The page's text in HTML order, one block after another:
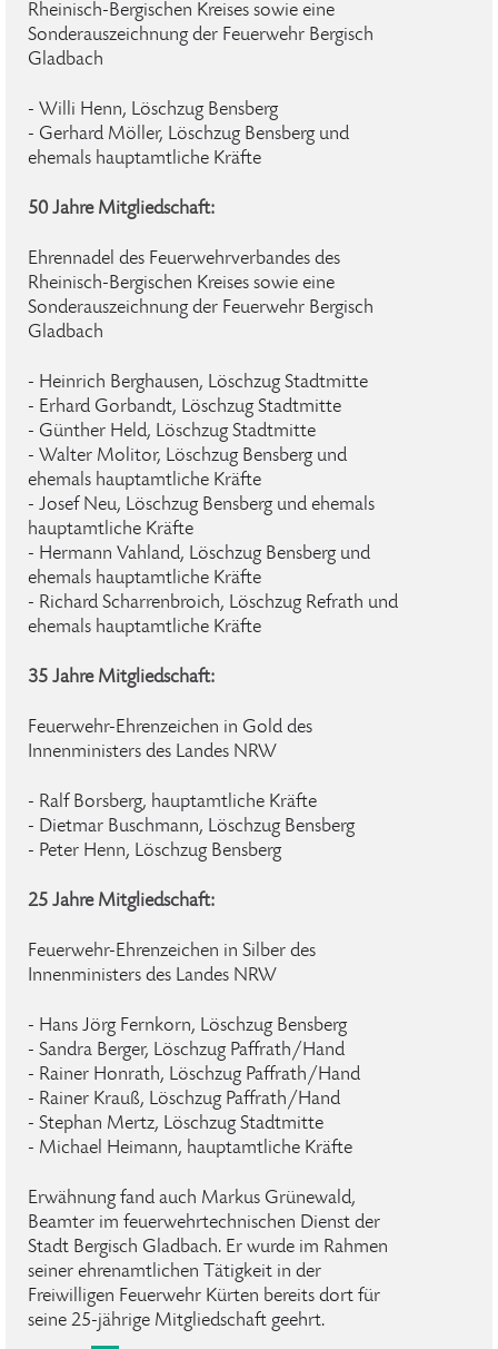
Rheinisch-Bergischen Kreises sowie eine
Sonderauszeichnung der Feuerwehr Bergisch
Gladbach
- Willi Henn, Löschzug Bensberg
- Gerhard Möller, Löschzug Bensberg und
ehemals hauptamtliche Kräfte
50 Jahre Mitgliedschaft:
Ehrennadel des Feuerwehrverbandes des
Rheinisch-Bergischen Kreises sowie eine
Sonderauszeichnung der Feuerwehr Bergisch
Gladbach
- Heinrich Berghausen, Löschzug Stadtmitte
- Erhard Gorbandt, Löschzug Stadtmitte
- Günther Held, Löschzug Stadtmitte
- Walter Molitor, Löschzug Bensberg und
ehemals hauptamtliche Kräfte
- Josef Neu, Löschzug Bensberg und ehemals
hauptamtliche Kräfte
- Hermann Vahland, Löschzug Bensberg und
ehemals hauptamtliche Kräfte
- Richard Scharrenbroich, Löschzug Refrath und
ehemals hauptamtliche Kräfte
35 Jahre Mitgliedschaft:
Feuerwehr-Ehrenzeichen in Gold des
Innenministers des Landes NRW
- Ralf Borsberg, hauptamtliche Kräfte
- Dietmar Buschmann, Löschzug Bensberg
- Peter Henn, Löschzug Bensberg
25 Jahre Mitgliedschaft:
Feuerwehr-Ehrenzeichen in Silber des
Innenministers des Landes NRW
- Hans Jörg Fernkorn, Löschzug Bensberg
- Sandra Berger, Löschzug Paffrath/Hand
- Rainer Honrath, Löschzug Paffrath/Hand
- Rainer Krauß, Löschzug Paffrath/Hand
- Stephan Mertz, Löschzug Stadtmitte
- Michael Heimann, hauptamtliche Kräfte
Erwähnung fand auch Markus Grünewald,
Beamter im feuerwehrtechnischen Dienst der
Stadt Bergisch Gladbach. Er wurde im Rahmen
seiner ehrenamtlichen Tätigkeit in der
Freiwilligen Feuerwehr Kürten bereits dort für
seine 25-jährige Mitgliedschaft geehrt.